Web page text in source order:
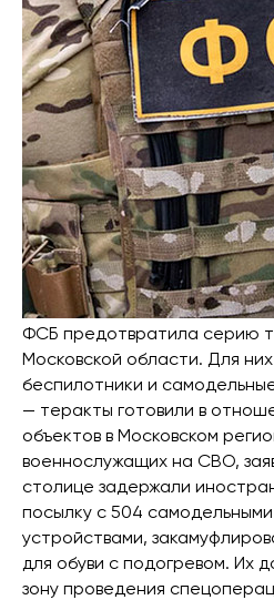
ФСБ предотвратила серию
Московской области. Для
беспилотники и
— теракты готовили в
объектов в Московском
военнослужащих на СВО,
столице задержали
посылку с 504 самодельными
устройствами,
для обуви с подогревом. Их
зону проведения